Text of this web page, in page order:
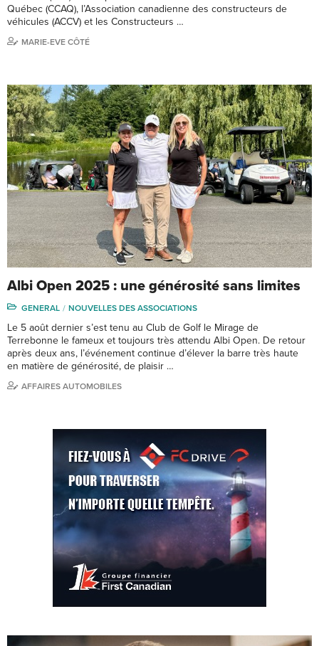
Québec (CCAQ), l’Association canadienne des constructeurs de
véhicules (ACCV) et les Constructeurs …
MARIE-EVE CÔTÉ
Albi Open 2025 : une générosité sans limites
GENERAL NOUVELLES DES ASSOCIATIONS
Le 5 août dernier s’est tenu au Club de Golf le Mirage de
Terrebonne le fameux et toujours très attendu Albi Open. De retour
après deux ans, l’événement continue d’élever la barre très haute
en matière de générosité, de plaisir …
AFFAIRES AUTOMOBILES